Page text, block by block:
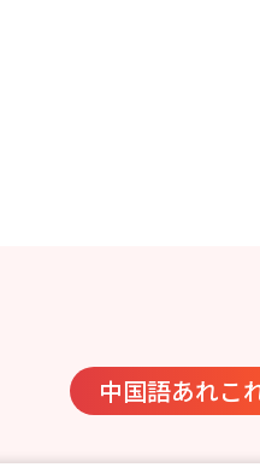
中国語あれこ